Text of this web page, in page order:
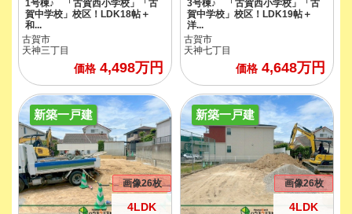
1号棟♪ 「古賀西小学校」「古
賀中学校」校区！LDK18帖＋
和...
古賀市
天神三丁目
価格4,498万円
3号棟♪ 「古賀西小学校」「古
賀中学校」校区！LDK19帖＋
洋...
古賀市
天神七丁目
価格4,648万円
新築一戸建
4LDK
画像26枚
新築一戸建
4LDK
画像26枚